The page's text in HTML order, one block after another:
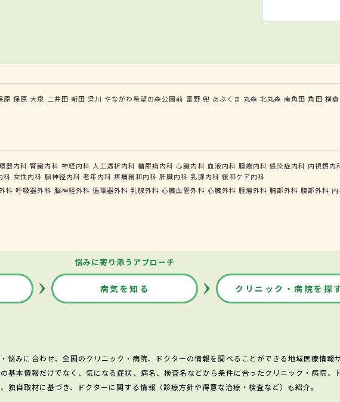
原 保原 大泉 二井田 新田 梁川 やながわ希望の森公園前 富野 兜 あぶくま 丸森 北丸森 南角田 角田 横倉
器内科 腎臓内科 神経内科 人工透析内科 糖尿病内科 心臓内科 血液内科 腫瘍内科 感染症内科 内視鏡内
科 女性内科 脳神経内科 老年内科 疼痛緩和内科 肝臓内科 乳腺内科 緩和ケア内科
科 呼吸器外科 脳神経外科 循環器外科 乳腺外科 心臓血管外科 心臓外科 腫瘍外科 胸部外科 腹部外科
悩みに寄り添うアプローチ
病気を知る クリニック・病院を探
悩みに合わせ、全国のクリニック・病院、ドクターの情報を調べることができる地域医療情報サ
本情報だけでなく、気になる症状、病名、検査名などから条件に合ったクリニック・病院、
独自取材に基づき、ドクターに関する情報（診療方針や得意な治療・検査など）も紹介。